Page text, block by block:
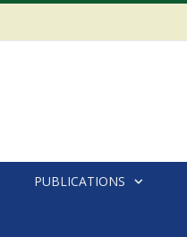
PUBLICATIONS